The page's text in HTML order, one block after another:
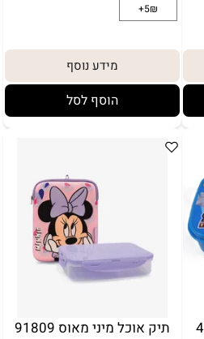
לארוז באריזת מתנה:
מידע נוסף
הוסף לסל
תיק אוכל מיני מאוס 91809